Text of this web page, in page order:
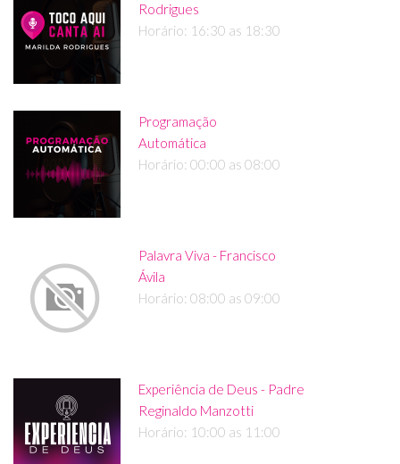
Rodrigues
Horário: 16:30 as 18:30
Programação
Automática
Horário: 00:00 as 08:00
Palavra Viva - Francisco
Ávila
Horário: 08:00 as 09:00
Experiência de Deus - Padre
Reginaldo Manzotti
Horário: 10:00 as 11:00